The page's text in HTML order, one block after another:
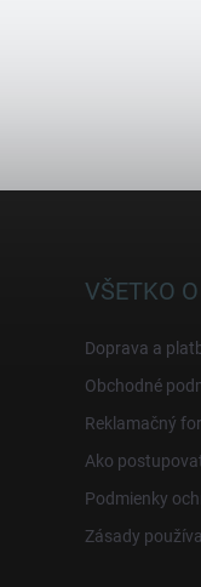
VŠETKO
Doprava a
Obchodné
Reklamačný
Ako
Podmienky
Zásady